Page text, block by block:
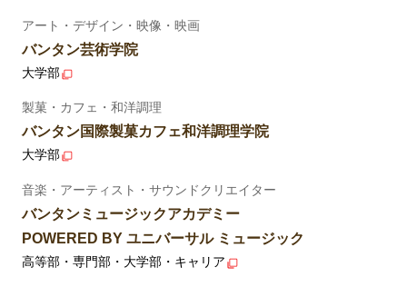
アート・デザイン・映像・映画
バンタン芸術学院
大学部
製菓・カフェ・和洋調理
バンタン国際製菓カフェ和洋調理学院
大学部
音楽・アーティスト・サウンドクリエイター
バンタンミュージックアカデミー
POWERED BY ユニバーサル ミュージック
高等部・専門部・大学部・キャリア